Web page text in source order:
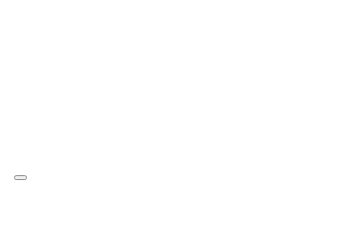
Hamburger Toggle Menu